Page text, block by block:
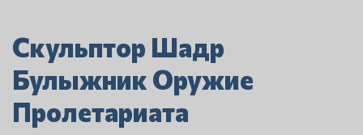
Скульптор Шадр
Булыжник Оружие
Пролетариата